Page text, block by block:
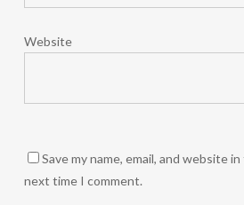
Website
Save my name, email, and website
next time I comment.